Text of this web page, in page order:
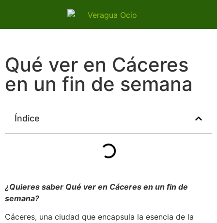
Qué ver en Cáceres
en un fin de semana
Índice
¿Quieres saber Qué ver en Cáceres en un fin de
semana?
Cáceres, una ciudad que encapsula la esencia de la